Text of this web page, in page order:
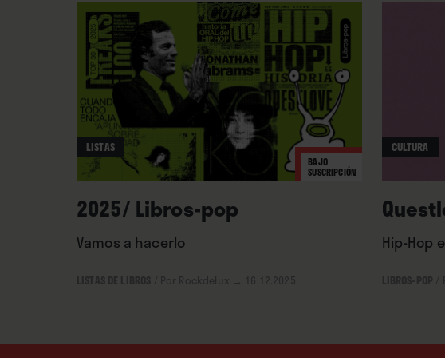
donde la película suelta lastre y se lanza
apabullante recorrido siguiendo los
en una historia de auge, caída, redención
espacio a los restantes miembros de la
sustanciosas reflexiones sobre aquella
BAJO
SUSCRIPCIÓN
LISTAS
2025/ Libros-pop
Vamos a hacerlo
CULTURA
Hip-Hop